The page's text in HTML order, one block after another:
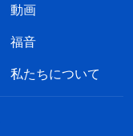
動画
福音
私たちについて